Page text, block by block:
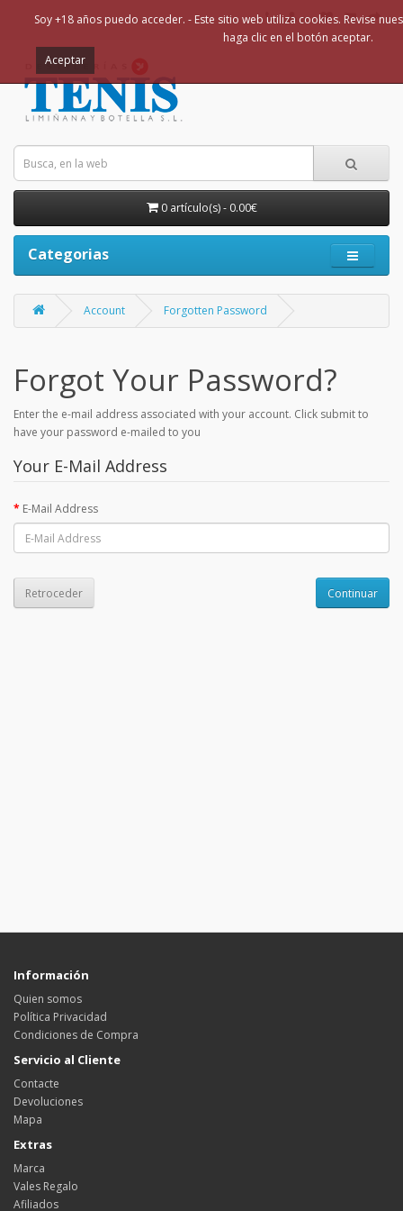
0 artículo(s) - 0.00€
Categorias
Account Forgotten Password
Forgot Your Password?
Enter the e-mail address associated with your account. Click submit to
have your password e-mailed to you
Your E-Mail Address
E-Mail Address
Retroceder
Información
Quien somos
Política Privacidad
Condiciones de Compra
Servicio al Cliente
Contacte
Devoluciones
Mapa
Extras
Marca
Vales Regalo
Afiliados
Soy +18 años puedo acceder. - Este sitio web utiliza cookies. Revise
haga clic en el botón aceptar.
Aceptar